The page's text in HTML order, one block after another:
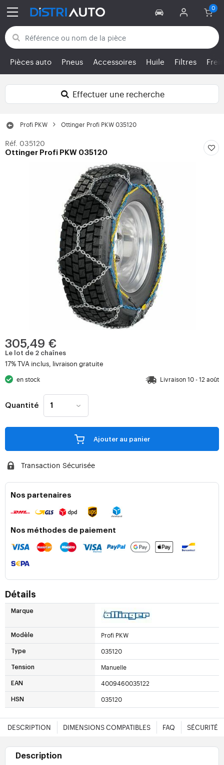
Retour aux catégories
Pièces auto Pneus Accessoires Huile Filtres
Effectuer une recherche
Profi PKW Ottinger Profi PKW 035120
Réf. 035120
Ottinger Profi PKW 035120
305,49 €
Le lot de 2 chaînes
17% TVA inclus, livraison gratuite
en stock Livraison 10 - 12 août
Quantité
Ajouter au panier
Transaction Sécurisée
Nos partenaires
Nos méthodes de paiement
Détails
Marque
Modèle Profi PKW
Type 035120
Tension Manuelle
EAN 4009460035122
HSN 035120
DESCRIPTION DIMENSIONS COMPATIBLES FAQ SÉCURITÉ
Description